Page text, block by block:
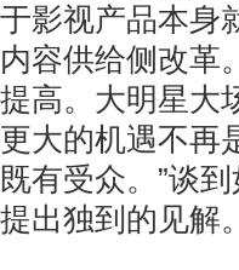
于影视产品本身
内容供给侧改革
提高。大明星大
更大的机遇不再
既有受众。”谈
提出独到的见解。